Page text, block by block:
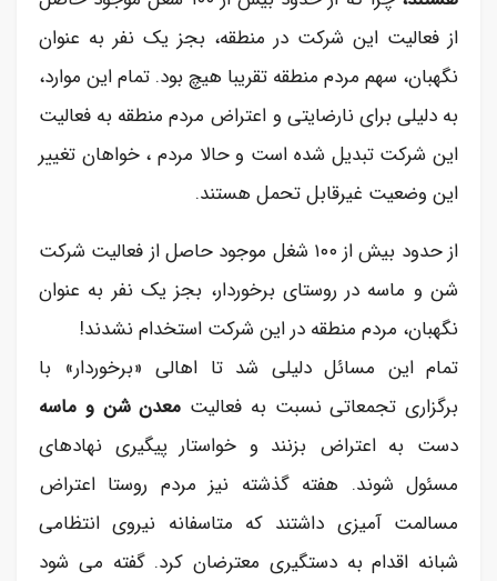
از فعالیت این شرکت در منطقه، بجز یک نفر به عنوان
نگهبان، سهم مردم منطقه تقریبا هیچ بود. تمام این موارد،
به دلیلی برای نارضایتی و اعتراض مردم منطقه به فعالیت
این شرکت تبدیل شده است و حالا مردم ، خواهان تغییر
این وضعیت غیرقابل تحمل هستند.
از حدود بیش از ۱۰۰ شغل موجود حاصل از فعالیت شرکت
شن و ماسه در روستای برخوردار، بجز یک نفر به عنوان
نگهبان، مردم منطقه در این شرکت استخدام نشدند!
تمام این مسائل دلیلی شد تا اهالی «برخوردار» با
برگزاری تجمعاتی نسبت به فعالیت معدن شن و ماسه
دست به اعتراض بزنند و خواستار پیگیری نهاد‌های
مسئول شوند. هفته گذشته نیز مردم روستا اعتراض
مسالمت آمیزی داشتند که متاسفانه نیروی انتظامی
شبانه اقدام به دستگیری معترضان کرد. گفته می شود